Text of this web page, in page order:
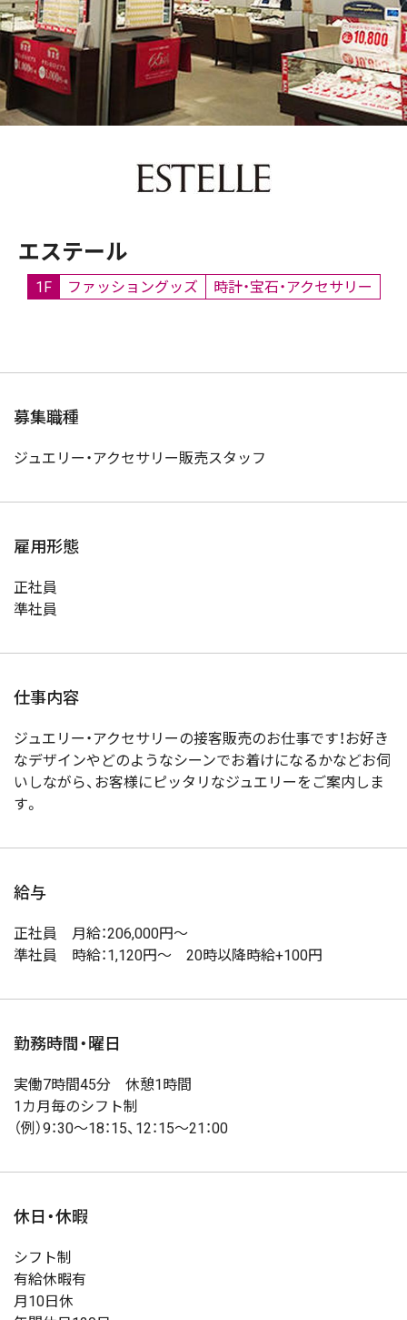
エステール
1F ファッショングッズ 時計・宝石・アクセサリー
募集職種
ジュエリー・アクセサリー販売スタッフ
雇用形態
正社員
準社員
仕事内容
ジュエリー・アクセサリーの接客販売のお仕事です！お好き
なデザインやどのようなシーンでお着けになるかなどお伺
いしながら、お客様にピッタリなジュエリーをご案内しま
す。
給与
正社員 月給：206,000円～
準社員 時給：1,120円～ 20時以降時給+100円
勤務時間・曜日
実働7時間45分 休憩1時間
1カ月毎のシフト制
（例）9：30～18：15、12：15～21：00
休日・休暇
シフト制
有給休暇有
月10日休